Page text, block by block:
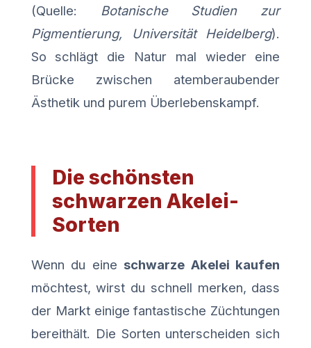
(Quelle:
Botanische Studien zur
Pigmentierung, Universität Heidelberg).
So schlägt die Natur mal wieder eine
Brücke zwischen atemberaubender
Ästhetik und purem Überlebenskampf.
Die schönsten
schwarzen Akelei-
Sorten
Wenn du eine schwarze Akelei kaufen
möchtest, wirst du schnell merken, dass
der Markt einige fantastische Züchtungen
bereithält. Die Sorten unterscheiden sich